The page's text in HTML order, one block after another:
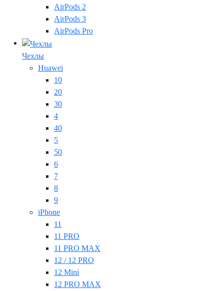
AirPods 2
AirPods 3
AirPods Pro
Чехлы
Huawei
10
20
30
4
40
5
50
6
7
8
9
iPhone
11
11 PRO
11 PRO MAX
12 / 12 PRO
12 Mini
12 PRO MAX